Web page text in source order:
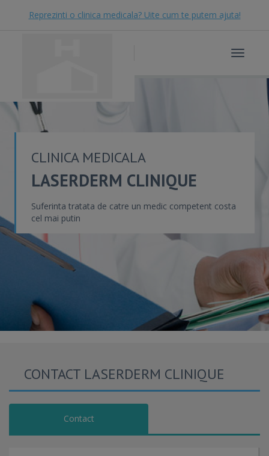
Reprezinti o clinica medicala? Uite cum te putem ajuta!
Toggle
CLINICA MEDICALA
LASERDERM CLINIQUE
Suferinta tratata de catre un medic competent costa
cel mai putin
CONTACT LASERDERM CLINIQUE
Contact